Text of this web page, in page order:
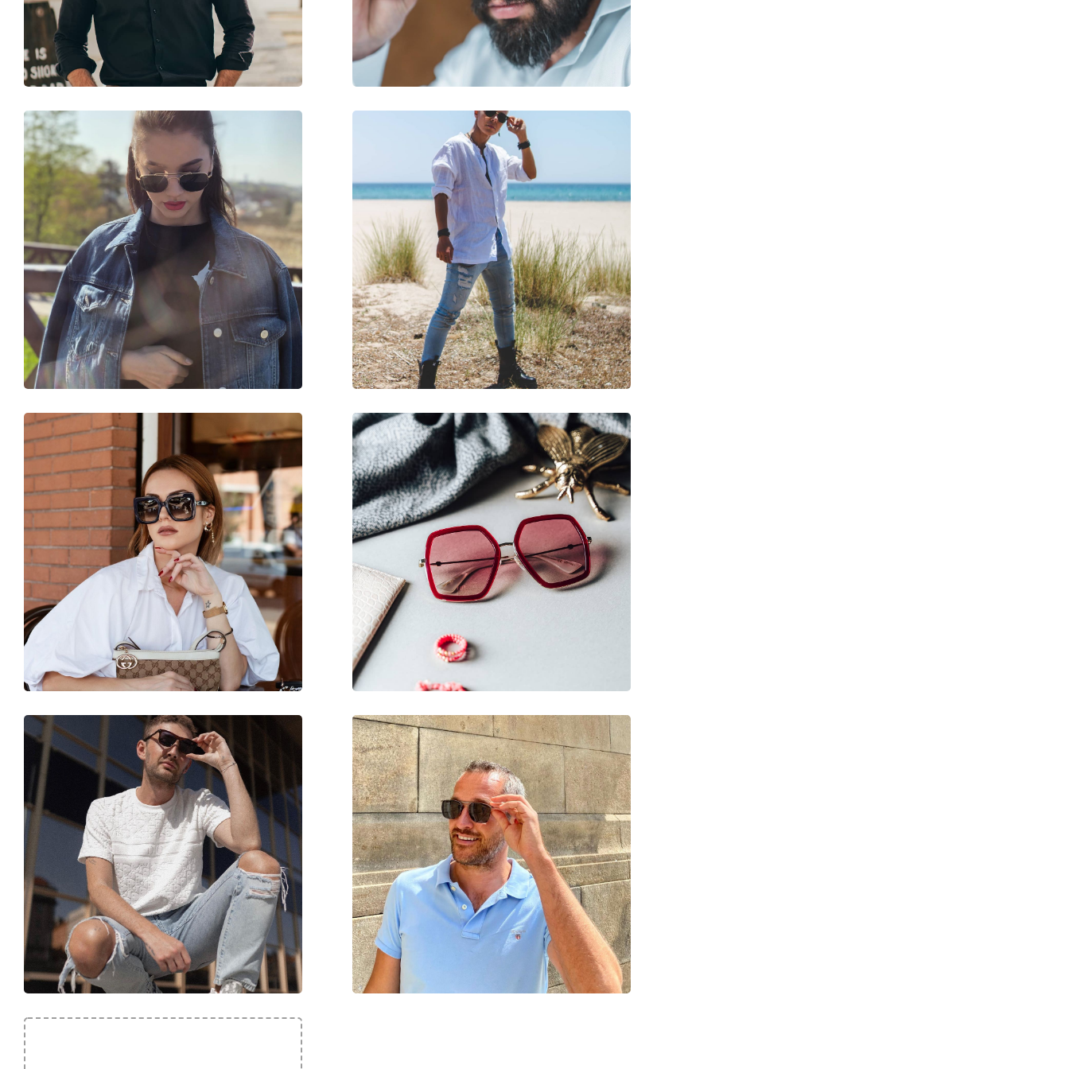
Βάρος:
90 γρ
Ρυθμιζόμενα μαξιλάρια μύτης:
Ναι
Εύκαμπτη άρθρωση:
Όχι
Αξεσουάρ
Παρέχονται με θήκη:
Ναι
Πανί καθαρισμού:
Άλλα
Τύπος:
Γυναικεία
Κατηγορία:
Γυαλιά Ηλίου Επώνυμες Μάρκες
Μάρκα:
Emporio Armani
Χρήση:
Μόδα
Κωδικός Προϊόντος / Μοντέλο:
EA4181 500187 54